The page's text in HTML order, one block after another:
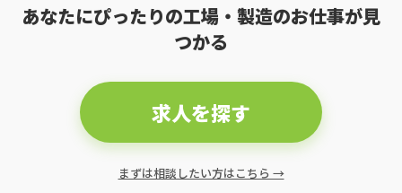
あなたにぴったりの工場・製造のお仕事が見
つかる
求人を探す
まずは相談したい方はこちら →